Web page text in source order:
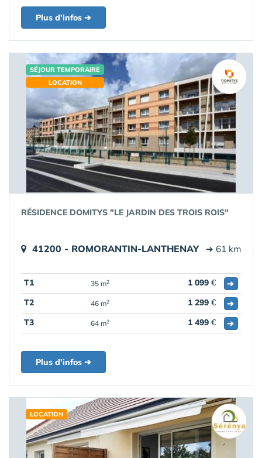
Plus d'infos ➔
SÉJOUR TEMPORAIRE
LOCATION
RÉSIDENCE DOMITYS "LE JARDIN DES TROIS ROIS"
41200 - ROMORANTIN-LANTHENAY ➔ 61 km
T1 35 m2 1 099 €
➔
T2
46 m2 1 299 €
➔
T3
64 m2 1 499 € ➔
Plus d'infos ➔
LOCATION